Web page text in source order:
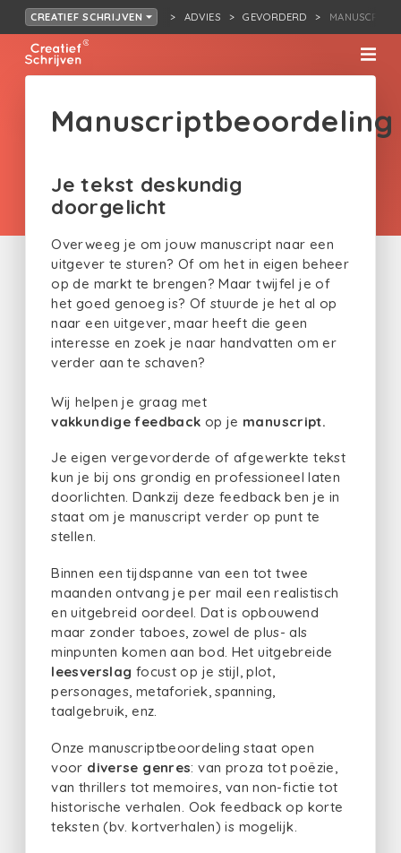
CREATIEF SCHRIJVEN ADVIES GEVORDERD
Manuscriptbeoordeling
Je tekst deskundig
doorgelicht
Overweeg je om jouw manuscript naar een
uitgever te sturen? Of om het in eigen beheer
op de markt te brengen? Maar twijfel je of
het goed genoeg is? Of stuurde je het al op
naar een uitgever, maar heeft die geen
interesse en zoek je naar handvatten om er
verder aan te schaven?
Wij helpen je graag met
vakkundige feedback op je manuscript.
Je eigen vergevorderde of afgewerkte tekst
kun je bij ons grondig en professioneel laten
doorlichten. Dankzij deze feedback ben je in
staat om je manuscript verder op punt te
stellen.
Binnen een tijdspanne van een tot twee
maanden ontvang je per mail een realistisch
en uitgebreid oordeel. Dat is opbouwend
maar zonder taboes, zowel de plus- als
minpunten komen aan bod. Het uitgebreide
leesverslag focust op je stijl, plot,
personages, metaforiek, spanning,
taalgebruik, enz.
Onze manuscriptbeoordeling staat open
voor diverse genres: van proza tot poëzie,
van thrillers tot memoires, van non-fictie tot
historische verhalen. Ook feedback op korte
teksten (bv. kortverhalen) is mogelijk.